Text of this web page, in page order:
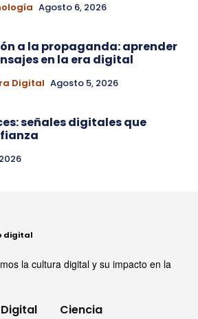
Agosto 6, 2026
a la propaganda: aprender
en la era digital
Digital Agosto 5, 2026
señales digitales que
digital
la cultura digital y su impacto en la
Ciencia